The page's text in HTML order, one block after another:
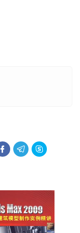
  